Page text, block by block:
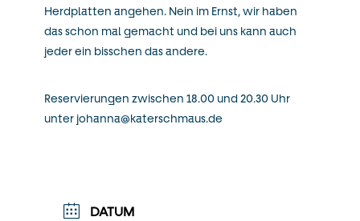
Herdplatten angehen. Nein im Ernst, wir haben
das schon mal gemacht und bei uns kann auch
jeder ein bisschen das andere.
Reservierungen zwischen 18.00 und 20.30 Uhr
unter johanna@katerschmaus.de
DATUM